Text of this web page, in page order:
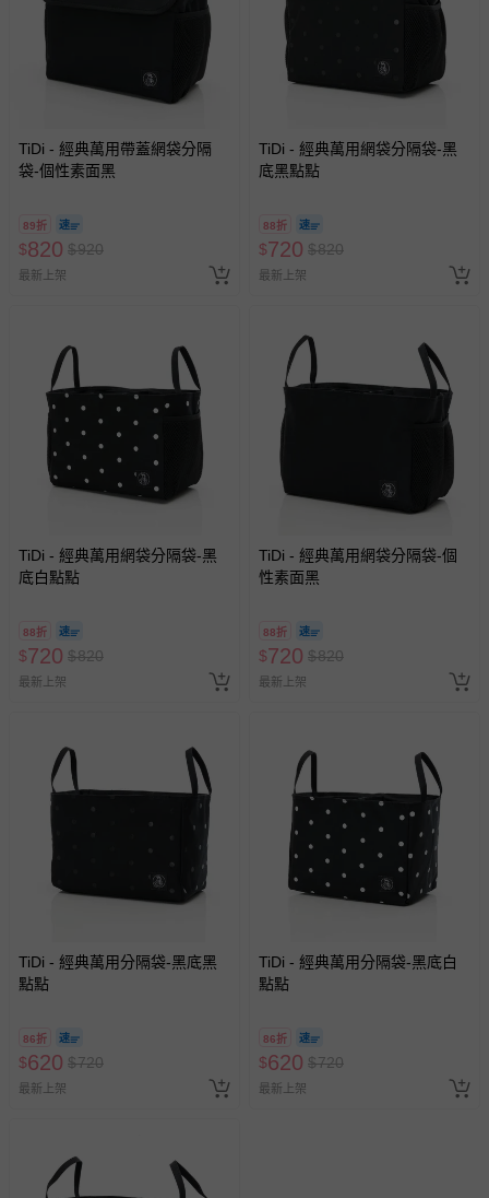
TiDi - 經典萬用帶蓋網袋分隔
袋-個性素面黑
89折
$820 $920
最新上架
TiDi - 經典萬用網袋分隔袋-黑
底黑點點
88折
$720 $820
最新上架
TiDi - 經典萬用網袋分隔袋-黑
底白點點
88折
$720 $820
最新上架
TiDi - 經典萬用網袋分隔袋-個
性素面黑
88折
$720 $820
最新上架
TiDi - 經典萬用分隔袋-黑底黑
點點
86折
$620 $720
最新上架
TiDi - 經典萬用分隔袋-黑底白
點點
86折
$620 $720
最新上架